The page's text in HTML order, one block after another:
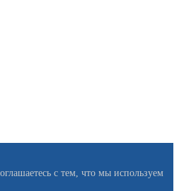
с тем, что мы используем